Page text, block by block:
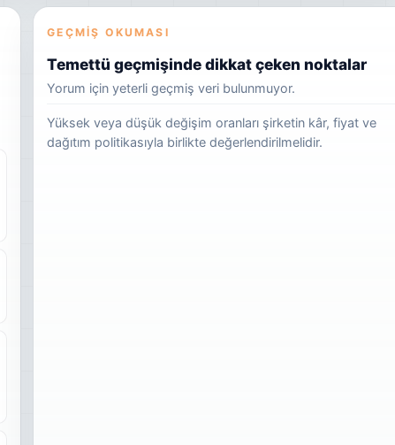
GEÇMIŞ OKUMASI
Temettü geçmişinde dikkat çeken noktalar
Yorum için yeterli geçmiş veri bulunmuyor.
Yüksek veya düşük değişim oranları şirketin kâr, fiyat ve
dağıtım politikasıyla birlikte değerlendirilmelidir.